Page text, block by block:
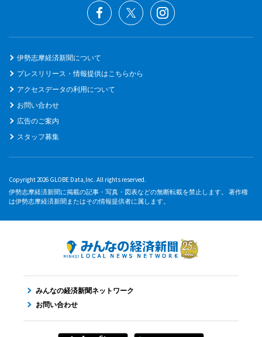
伊勢志摩経済新聞について
プレスリリース・情報提供はこちらから
アクセスデータの利用について
お問い合わせ
広告のご案内
スタッフ募集
Copyright 2026 GLOBE Data,Inc. All rights reserved.
伊勢志摩経済新聞に掲載の記事・写真・図表などの無断転載を禁止します。 著作権
は伊勢志摩経済新聞またはその情報提供者に属します。
みんなの経済新聞ネットワーク
お問い合わせ